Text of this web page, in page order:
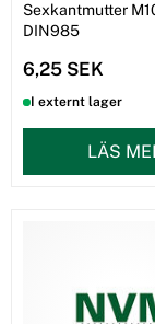
Sexkantmutter
DIN985
6,25 SEK
I externt lager
LÄS